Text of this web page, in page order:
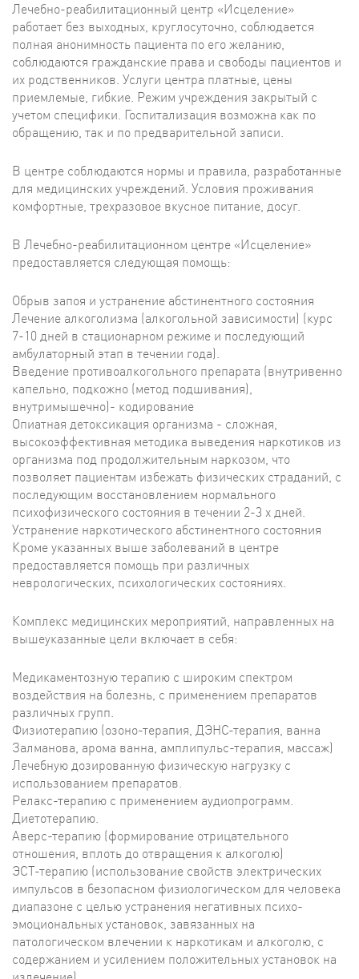
Лечебно-реабилитационный центр «Исцеление»
работает без выходных, круглосуточно, соблюдается
полная анонимность пациента по его желанию,
соблюдаются гражданские права и свободы пациентов и
их родственников. Услуги центра платные, цены
приемлемые, гибкие. Режим учреждения закрытый с
учетом специфики. Госпитализация возможна как по
обращению, так и по предварительной записи.
В центре соблюдаются нормы и правила, разработанные
для медицинских учреждений. Условия проживания
комфортные, трехразовое вкусное питание, досуг.
В Лечебно-реабилитационном центре «Исцеление»
предоставляется следующая помощь:
Обрыв запоя и устранение абстинентного состояния
Лечение алкоголизма (алкогольной зависимости) (курс
7-10 дней в стационарном режиме и последующий
амбулаторный этап в течении года).
Введение противоалкогольного препарата (внутривенно
капельно, подкожно (метод подшивания),
внутримышечно)- кодирование
Опиатная детоксикация организма - сложная,
высокоэффективная методика выведения наркотиков из
организма под продолжительным наркозом, что
позволяет пациентам избежать физических страданий, с
последующим восстановлением нормального
психофизического состояния в течении 2-3 х дней.
Устранение наркотического абстинентного состояния
Кроме указанных выше заболеваний в центре
предоставляется помощь при различных
неврологических, психологических состояниях.
Комплекс медицинских мероприятий, направленных на
вышеуказанные цели включает в себя:
Медикаментозную терапию с широким спектром
воздействия на болезнь, с применением препаратов
различных групп.
Физиотерапию (озоно-терапия, ДЭНС-терапия, ванна
Залманова, арома ванна, амплипульс-терапия, массаж)
Лечебную дозированную физическую нагрузку с
использованием препаратов.
Релакс-терапию с применением аудиопрограмм.
Диетотерапию.
Аверс-терапию (формирование отрицательного
отношения, вплоть до отвращения к алкоголю)
ЭСТ-терапию (использование свойств электрических
импульсов в безопасном физиологическом для человека
диапазоне с целью устранения негативных психо-
эмоциональных установок, завязанных на
патологическом влечении к наркотикам и алкоголю, с
содержанием и усилением положительных установок на